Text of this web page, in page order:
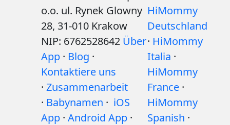
o.o. ul. Rynek Glowny
28, 31-010 Krakow
NIP: 6762528642 Über
App · Blog ·
Kontaktiere uns
· Zusammenarbeit
· Babynamen · iOS
App · Android App ·
HiMommy
Deutschland
· HiMommy
Italia ·
HiMommy
France ·
HiMommy
Spanish ·